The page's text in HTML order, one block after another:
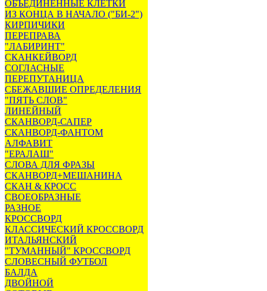
ОБЪЕДИНЕННЫЕ КЛЕТКИ
ИЗ КОНЦА В НАЧАЛО ("БИ-2")
КИРПИЧИКИ
ПЕРЕПРАВА
"ЛАБИРИНТ"
СКАНКЕЙВОРД
СОГЛАСНЫЕ
ПЕРЕПУТАНИЦА
СБЕЖАВШИЕ ОПРЕДЕЛЕНИЯ
"ПЯТЬ СЛОВ"
ЛИНЕЙНЫЙ
СКАНВОРД-САПЕР
СКАНВОРД-ФАНТОМ
АЛФАВИТ
"ЕРАЛАШ"
СЛОВА ДЛЯ ФРАЗЫ
СКАНВОРД+МЕШАНИНА
СКАН & КРОСС
СВОЕОБРАЗНЫЕ
РАЗНОЕ
КРОССВОРД
КЛАССИЧЕСКИЙ КРОССВОРД
ИТАЛЬЯНСКИЙ
"ТУМАННЫЙ" КРОССВОРД
СЛОВЕСНЫЙ ФУТБОЛ
БАЛДА
ДВОЙНОЙ